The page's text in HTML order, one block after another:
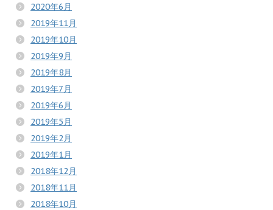
2020年6月
2019年11月
2019年10月
2019年9月
2019年8月
2019年7月
2019年6月
2019年5月
2019年2月
2019年1月
2018年12月
2018年11月
2018年10月